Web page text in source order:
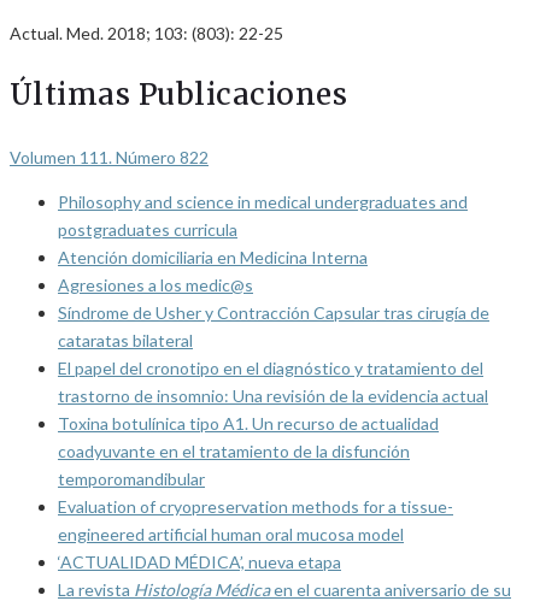
Actual. Med. 2018; 103: (803): 22-25
Últimas Publicaciones
Volumen 111. Número 822
Philosophy and science in medical undergraduates and
postgraduates curricula
Atención domiciliaria en Medicina Interna
Agresiones a los medic@s
Síndrome de Usher y Contracción Capsular tras cirugía de
cataratas bilateral
El papel del cronotipo en el diagnóstico y tratamiento del
trastorno de insomnio: Una revisión de la evidencia actual
Toxina botulínica tipo A1. Un recurso de actualidad
coadyuvante en el tratamiento de la disfunción
temporomandibular
Evaluation of cryopreservation methods for a tissue-
engineered artificial human oral mucosa model
‘ACTUALIDAD MÉDICA’, nueva etapa
La revista Histología Médicaen el cuarenta aniversario de su